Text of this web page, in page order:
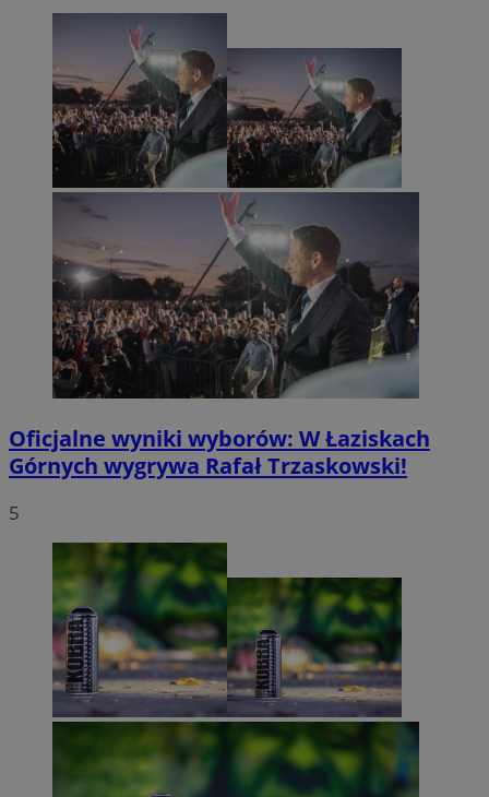
Oficjalne wyniki wyborów: W Łaziskach
Górnych wygrywa Rafał Trzaskowski!
5